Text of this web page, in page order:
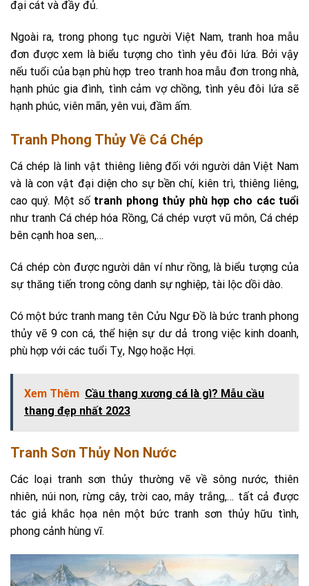
đại cát và đầy đủ.
Ngoài ra, trong phong tục người Việt Nam, tranh hoa mẫu
đơn được xem là biểu tượng cho tình yêu đôi lứa. Bởi vậy
nếu tuổi của bạn phù hợp treo tranh hoa mẫu đơn trong nhà,
hạnh phúc gia đình, tình cảm vợ chồng, tình yêu đôi lứa sẽ
hạnh phúc, viên mãn, yên vui, đầm ấm.
Tranh Phong Thủy Về Cá Chép
Cá chép là linh vật thiêng liêng đối với người dân Việt Nam
và là con vật đại diện cho sự bền chí, kiên trì, thiêng liêng,
cao quý. Một số tranh phong thủy phù hợp cho các tuổi
như tranh Cá chép hóa Rồng, Cá chép vượt vũ môn, Cá chép
bên cạnh hoa sen,…
Cá chép còn được người dân ví như rồng, là biểu tượng của
sự thăng tiến trong công danh sự nghiệp, tài lộc dồi dào.
Có một bức tranh mang tên Cửu Ngư Đồ là bức tranh phong
thủy vẽ 9 con cá, thể hiện sự dư dả trong việc kinh doanh,
phù hợp với các tuổi Tỵ, Ngọ hoặc Hợi.
Xem Thêm Cầu thang xương cá là gì? Mẫu cầu
thang đẹp nhất 2023
Tranh Sơn Thủy Non Nước
Các loại tranh sơn thủy thường vẽ về sông nước, thiên
nhiên, núi non, rừng cây, trời cao, mây trắng,… tất cả được
tác giả khắc họa nên một bức tranh sơn thủy hữu tình,
phong cảnh hùng vĩ.